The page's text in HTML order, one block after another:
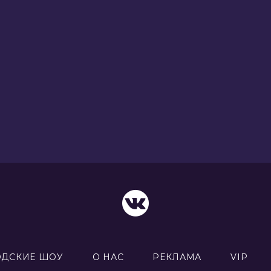
ШОУ О НАС РЕКЛАМА VIP